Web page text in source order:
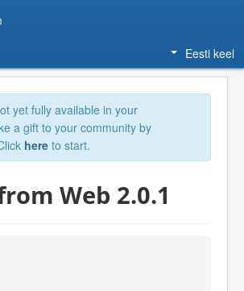
Eesti keel
yet fully available in your
a gift to your community by
here to start.
Web 2.0.1